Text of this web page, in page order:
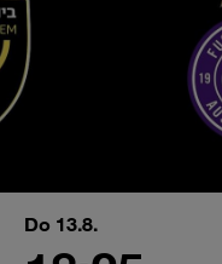
Do 13.8.